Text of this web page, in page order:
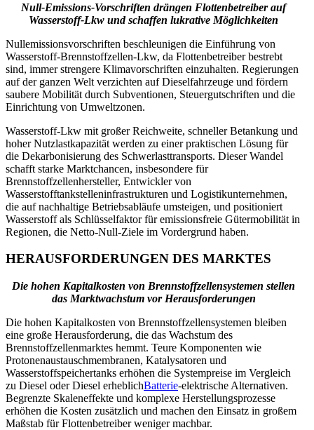
Null-Emissions-Vorschriften drängen Flottenbetreiber auf
Wasserstoff-Lkw und schaffen lukrative Möglichkeiten
Nullemissionsvorschriften beschleunigen die Einführung von
Wasserstoff-Brennstoffzellen-Lkw, da Flottenbetreiber bestrebt
sind, immer strengere Klimavorschriften einzuhalten. Regierungen
auf der ganzen Welt verzichten auf Dieselfahrzeuge und fördern
saubere Mobilität durch Subventionen, Steuergutschriften und die
Einrichtung von Umweltzonen.
Wasserstoff-Lkw mit großer Reichweite, schneller Betankung und
hoher Nutzlastkapazität werden zu einer praktischen Lösung für
die Dekarbonisierung des Schwerlasttransports. Dieser Wandel
schafft starke Marktchancen, insbesondere für
Brennstoffzellenhersteller, Entwickler von
Wasserstofftankstelleninfrastrukturen und Logistikunternehmen,
die auf nachhaltige Betriebsabläufe umsteigen, und positioniert
Wasserstoff als Schlüsselfaktor für emissionsfreie Gütermobilität in
Regionen, die Netto-Null-Ziele im Vordergrund haben.
HERAUSFORDERUNGEN DES MARKTES
Die hohen Kapitalkosten von Brennstoffzellensystemen stellen
das Marktwachstum vor Herausforderungen
Die hohen Kapitalkosten von Brennstoffzellensystemen bleiben
eine große Herausforderung, die das Wachstum des
Brennstoffzellenmarktes hemmt. Teure Komponenten wie
Protonenaustauschmembranen, Katalysatoren und
Wasserstoffspeichertanks erhöhen die Systempreise im Vergleich
zu Diesel oder Diesel erheblichBatterie-elektrische Alternativen.
Begrenzte Skaleneffekte und komplexe Herstellungsprozesse
erhöhen die Kosten zusätzlich und machen den Einsatz in großem
Maßstab für Flottenbetreiber weniger machbar.